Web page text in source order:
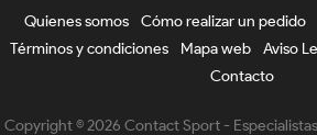
Quienes somos Cómo realizar un pedido
Términos y condiciones
Mapa web Aviso
Contacto
Copyright © 2026 Contact Sport -